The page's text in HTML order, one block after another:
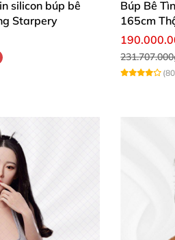
silicon búp bê
Starpery
Búp Bê
165cm